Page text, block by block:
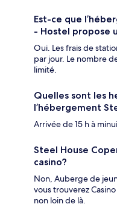
Est-ce que
- Hostel propose
Oui. Les frais de
par jour. Le nombre
limité.
Quelles sont les
l’hébergement
Arrivée de 15 h à
Steel House
casino?
Non, Auberge de
vous trouverez
non loin de là.